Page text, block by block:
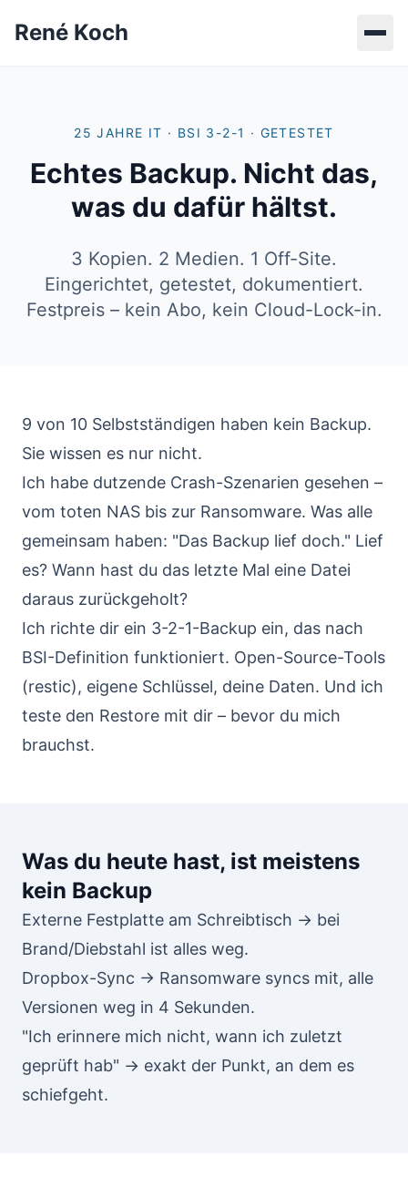
René Koch
25 JAHRE IT · BSI 3-2-1 · GETESTET
Echtes Backup. Nicht das,
was du dafür hältst.
3 Kopien. 2 Medien. 1 Off-Site.
Eingerichtet, getestet, dokumentiert.
Festpreis – kein Abo, kein Cloud-Lock-in.
9 von 10 Selbstständigen haben kein Backup.
Sie wissen es nur nicht.
Ich habe dutzende Crash-Szenarien gesehen –
vom toten NAS bis zur Ransomware. Was alle
gemeinsam haben: "Das Backup lief doch." Lief
es? Wann hast du das letzte Mal eine Datei
daraus zurückgeholt?
Ich richte dir ein 3-2-1-Backup ein, das nach
BSI-Definition funktioniert. Open-Source-Tools
(restic), eigene Schlüssel, deine Daten. Und ich
teste den Restore mit dir – bevor du mich
brauchst.
Was du heute hast, ist meistens
kein Backup
Externe Festplatte am Schreibtisch → bei
Brand/Diebstahl ist alles weg.
Dropbox-Sync → Ransomware syncs mit, alle
Versionen weg in 4 Sekunden.
"Ich erinnere mich nicht, wann ich zuletzt
geprüft hab" → exakt der Punkt, an dem es
schiefgeht.